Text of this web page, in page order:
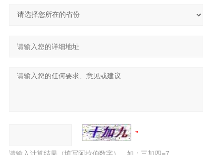
请输入计算结果（填写阿拉伯数字），如：三加四=7